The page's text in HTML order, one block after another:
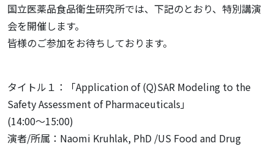
国立医薬品食品衛生研究所では、下記のとおり、特別講演
会を開催します。
皆様のご参加をお待ちしております。
タイトル１：「Application of (Q)SAR Modeling to the
Safety Assessment of Pharmaceuticals」
(14:00～15:00)
演者/所属：Naomi Kruhlak, PhD /US Food and Drug